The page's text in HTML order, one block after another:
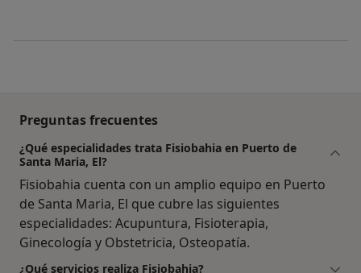
Preguntas frecuentes
¿Qué especialidades trata Fisiobahia en Puerto de
Santa Maria, El?
Fisiobahia cuenta con un amplio equipo en Puerto
de Santa Maria, El que cubre las siguientes
especialidades: Acupuntura, Fisioterapia,
Ginecología y Obstetricia, Osteopatía.
¿Qué servicios realiza Fisiobahia?